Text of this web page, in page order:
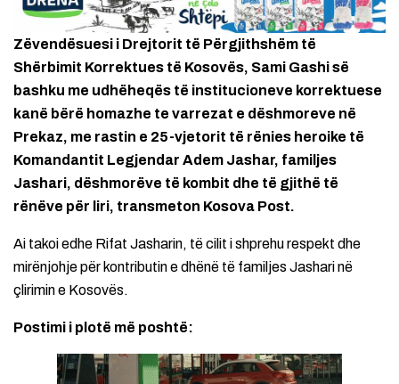
Zëvendësuesi i Drejtorit të Përgjithshëm të
Shërbimit Korrektues të Kosovës, Sami Gashi së
bashku me udhëheqës të institucioneve korrektuese
kanë bërë homazhe te varrezat e dëshmoreve në
Prekaz, me rastin e 25-vjetorit të rënies heroike të
Komandantit Legjendar Adem Jashar, familjes
Jashari, dëshmorëve të kombit dhe të gjithë të
rënëve për liri, transmeton Kosova Post.
Ai takoi edhe Rifat Jasharin, të cilit i shprehu respekt dhe
mirënjohje për kontributin e dhënë të familjes Jashari në
çlirimin e Kosovës.
Postimi i plotë më poshtë: